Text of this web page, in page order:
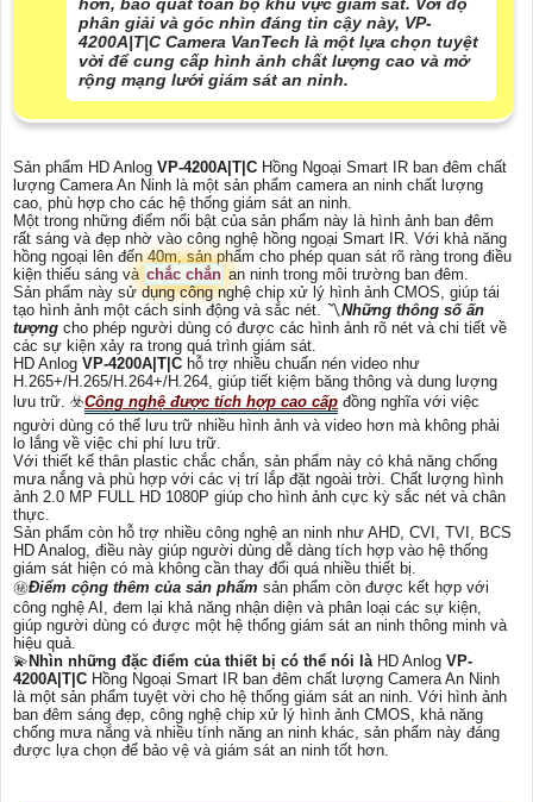
hơn, bao quát toàn bộ khu vực giám sát. Với độ
phân giải và góc nhìn đáng tin cậy này, VP-
4200A|T|C Camera VanTech là một lựa chọn tuyệt
vời để cung cấp hình ảnh chất lượng cao và mở
rộng mạng lưới giám sát an ninh.
Sản phẩm HD Anlog VP-4200A|T|C Hồng Ngoại Smart IR ban đêm chất
lượng Camera An Ninh là một sản phẩm camera an ninh chất lượng
cao, phù hợp cho các hệ thống giám sát an ninh.
Một trong những điểm nổi bật của sản phẩm này là hình ảnh ban đêm
rất sáng và đẹp nhờ vào công nghệ hồng ngoại Smart IR. Với khả năng
hồng ngoại lên đến 40m, sản phẩm cho phép quan sát rõ ràng trong điều
kiện thiếu sáng và chắc chắn an ninh trong môi trường ban đêm.
Sản phẩm này sử dụng công nghệ chip xử lý hình ảnh CMOS, giúp tái
tạo hình ảnh một cách sinh động và sắc nét. 〽Những thông số ấn
tượng cho phép người dùng có được các hình ảnh rõ nét và chi tiết về
các sự kiện xảy ra trong quá trình giám sát.
HD Anlog VP-4200A|T|C hỗ trợ nhiều chuẩn nén video như
H.265+/H.265/H.264+/H.264, giúp tiết kiệm băng thông và dung lượng
lưu trữ. ☣️Công nghệ được tích hợp cao cấp đồng nghĩa với việc
người dùng có thể lưu trữ nhiều hình ảnh và video hơn mà không phải
lo lắng về việc chi phí lưu trữ.
Với thiết kế thân plastic chắc chắn, sản phẩm này có khả năng chống
mưa nắng và phù hợp với các vị trí lắp đặt ngoài trời. Chất lượng hình
ảnh 2.0 MP FULL HD 1080P giúp cho hình ảnh cực kỳ sắc nét và chân
thực.
Sản phẩm còn hỗ trợ nhiều công nghệ an ninh như AHD, CVI, TVI, BCS
HD Analog, điều này giúp người dùng dễ dàng tích hợp vào hệ thống
giám sát hiện có mà không cần thay đổi quá nhiều thiết bị.
㊙️Điểm cộng thêm của sản phẩm sản phẩm còn được kết hợp với
công nghệ AI, đem lại khả năng nhận diện và phân loại các sự kiện,
giúp người dùng có được một hệ thống giám sát an ninh thông minh và
hiệu quả.
💫 Nhìn những đặc điểm của thiết bị có thể nói là HD Anlog VP-
4200A|T|C Hồng Ngoại Smart IR ban đêm chất lượng Camera An Ninh
là một sản phẩm tuyệt vời cho hệ thống giám sát an ninh. Với hình ảnh
ban đêm sáng đẹp, công nghệ chip xử lý hình ảnh CMOS, khả năng
chống mưa nắng và nhiều tính năng an ninh khác, sản phẩm này đáng
được lựa chọn để bảo vệ và giám sát an ninh tốt hơn.